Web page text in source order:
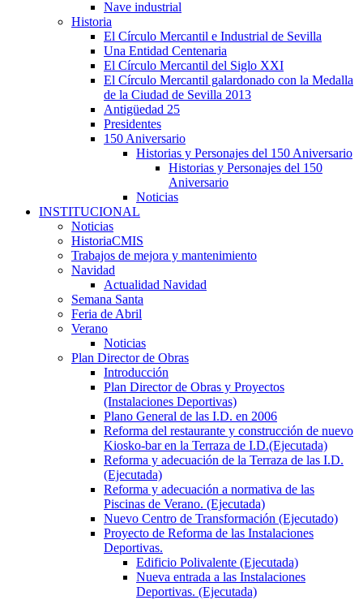
Nave industrial
Historia
El Círculo Mercantil e Industrial de Sevilla
Una Entidad Centenaria
El Círculo Mercantil del Siglo XXI
El Círculo Mercantil galardonado con la Medalla
de la Ciudad de Sevilla 2013
Antigüedad 25
Presidentes
150 Aniversario
Historias y Personajes del 150 Aniversario
Historias y Personajes del 150
Aniversario
Noticias
INSTITUCIONAL
Noticias
HistoriaCMIS
Trabajos de mejora y mantenimiento
Navidad
Actualidad Navidad
Semana Santa
Feria de Abril
Verano
Noticias
Plan Director de Obras
Introducción
Plan Director de Obras y Proyectos
(Instalaciones Deportivas)
Plano General de las I.D. en 2006
Reforma del restaurante y construcción de nuevo
Kiosko-bar en la Terraza de I.D.(Ejecutada)
Reforma y adecuación de la Terraza de las I.D.
(Ejecutada)
Reforma y adecuación a normativa de las
Piscinas de Verano. (Ejecutada)
Nuevo Centro de Transformación (Ejecutado)
Proyecto de Reforma de las Instalaciones
Deportivas.
Edificio Polivalente (Ejecutada)
Nueva entrada a las Instalaciones
Deportivas. (Ejecutada)